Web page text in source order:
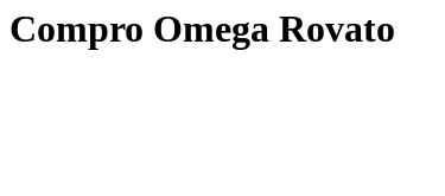
Compro Omega Rovato